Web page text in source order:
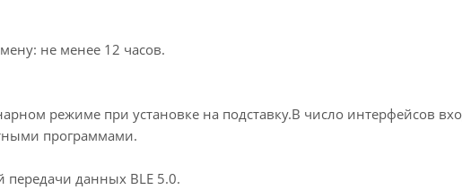
не менее 12 часов.
режиме при установке на подставку.В число интерфейсов
программами.
передачи данных BLE 5.0.